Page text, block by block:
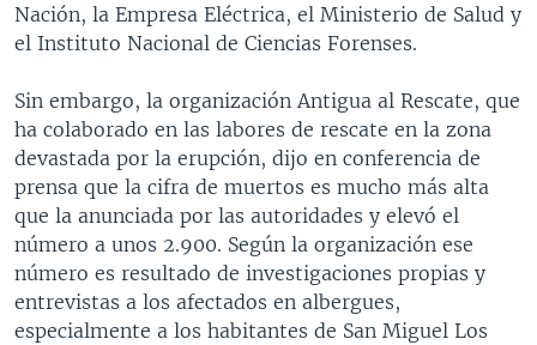
Nación, la Empresa Eléctrica, el Ministerio de Salud y
el Instituto Nacional de Ciencias Forenses.
Sin embargo, la organización Antigua al Rescate, que
ha colaborado en las labores de rescate en la zona
devastada por la erupción, dijo en conferencia de
prensa que la cifra de muertos es mucho más alta
que la anunciada por las autoridades y elevó el
número a unos 2.900. Según la organización ese
número es resultado de investigaciones propias y
entrevistas a los afectados en albergues,
especialmente a los habitantes de San Miguel Los